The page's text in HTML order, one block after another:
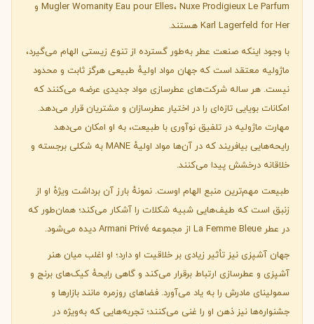
Mugler Womanity Eau pour Elles، Nuxe Prodigieux Le Parfum و
Karl Lagerfeld for Her هستند.
با وجود اینکه صنعت عطر به‌طور گسترده از تنوع زیستی الهام می‌گیرد،
ماژولیه معتقد است که جهان مواد اولیهٔ طبیعی هرگز ثابت و محدود
نیست. هر ساله شرکت‌های عطرسازی مواد جدیدی عرضه می‌کنند که
امکانات بویایی تازه‌ای را در اختیار عطرسازان و مشتریان قرار می‌دهد.
مهارت ماژولیه در تلفیق نوآوری با طبیعت، به او امکان می‌دهد
رایحه‌هایی بیافریند که در آن‌ها مواد اولیهٔ MANE به شکلی برجسته و
خلاقانه درخشش پیدا می‌کنند.
طبیعت مهم‌ترین منبع الهام اوست. نمونهٔ بارز آن برداشت ویژهٔ او از
زنبق است که طیف‌هایی شبیه شکلات را آشکار می‌کند؛ همان‌طور که
در عطر La Femme Bleue از مجموعه Armani Privé دیده می‌شود.
جهان آشپزی نیز تأثیر زیادی بر خلاقیت او دارد؛ او اغلب میان هنر
آشپزی و عطرسازی ارتباط برقرار می‌کند و گاهی رایحهٔ کیک‌های برنج و
سمولینای مادرش را به یاد می‌آورد. فضاهای روزمره مانند بازارها و
جشنواره‌ها نیز ذهن او را غنی می‌کنند؛ تجربه‌هایی که به‌ویژه در